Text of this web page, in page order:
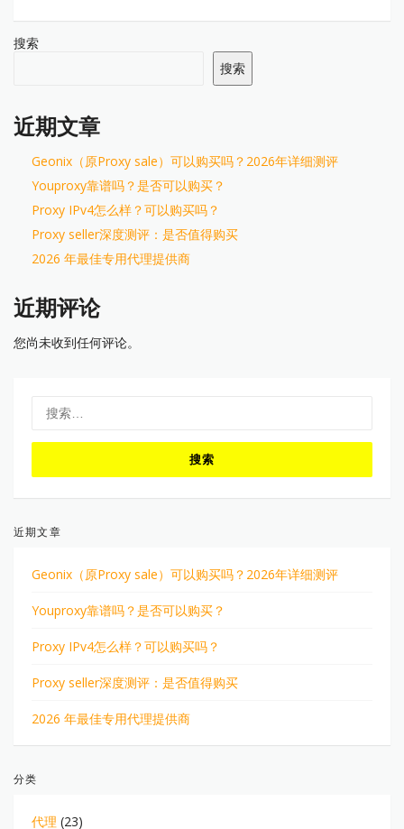
搜索
搜索
近期文章
Geonix（原Proxy sale）可以购买吗？2026年详细测评
Youproxy靠谱吗？是否可以购买？
Proxy IPv4怎么样？可以购买吗？
Proxy seller深度测评：是否值得购买
2026 年最佳专用代理提供商
近期评论
您尚未收到任何评论。
索：
近期文章
Geonix（原Proxy sale）可以购买吗？2026年详细测评
Youproxy靠谱吗？是否可以购买？
Proxy IPv4怎么样？可以购买吗？
Proxy seller深度测评：是否值得购买
2026 年最佳专用代理提供商
分类
代理 (23)